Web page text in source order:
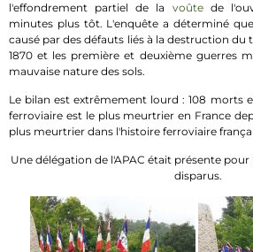
l'effondrement partiel de la voûtede
minutes plus tôt. L'enquête a déterminé
causé par des défauts liés à la destruction
1870 et les première et deuxième guerres
mauvaise nature des sols.
Le bilan est extrêmement lourd : 108 morts
ferroviaire est le plus meurtrier en France
plus meurtrier dans l'histoire ferroviaire
Une délégation de l'APAC était présente
disparus.